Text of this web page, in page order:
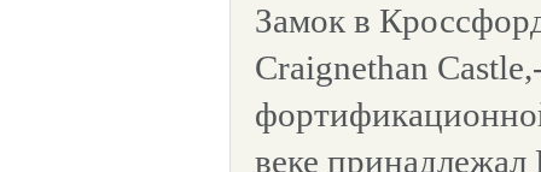
Замок в
Craignethan
веке